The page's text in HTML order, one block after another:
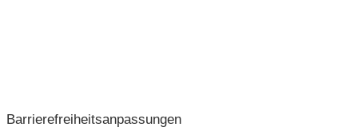
Barrierefreiheitsanpassungen